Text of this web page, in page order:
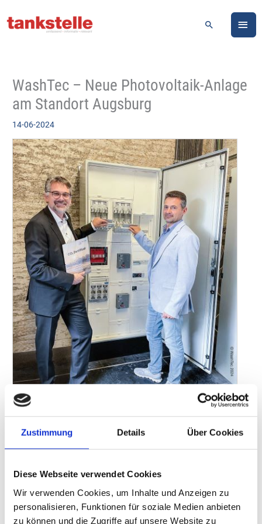
Zustimmung Details Über Cookies
Diese Webseite verwendet Cookies
Wir verwenden Cookies, um Inhalte und Anzeigen zu
personalisieren, Funktionen für soziale Medien anbieten
zu können und die Zugriffe auf unsere Website zu
Inhalt
Suchen
WashTec – Neue Photovoltaik-Anlage
am Standort Augsburg
14-06-2024
, Viktor
Wiederspan, Geschäftsführer NWComp Solar GmbH (re.)
Fahrzeugwäsche, hat am 06.06.2024 die erste Photovoltaik-
die eine Fläche von ca. 900 Quadratmetern umfasst, hat eine
Anlagenleistung von 200 kWp und deckt damit rund 20 % des